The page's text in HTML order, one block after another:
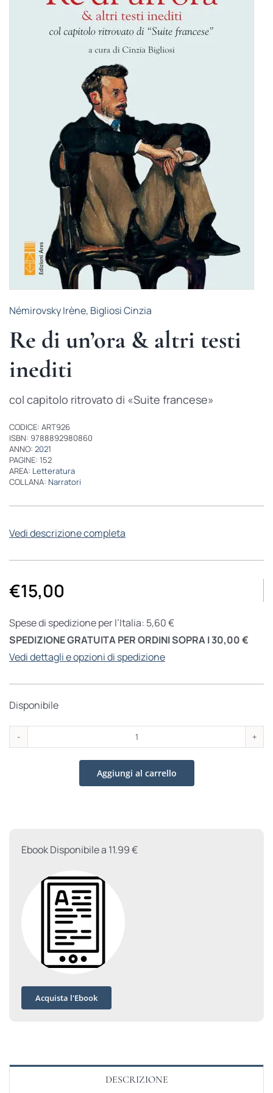
BIOGRAFIE
ATTUALITÀ
Némirovsky Irène, Bigliosi Cinzia
Re di un’ora & altri testi
inediti
col capitolo ritrovato di «Suite francese»
CODICE: ART926
ISBN: 9788892980860
ANNO: 2021
PAGINE: 152
AREA: Letteratura
COLLANA: Narratori
Vedi descrizione completa
€15,00
Spese di spedizione per l’Italia: 5,60 €
SPEDIZIONE GRATUITA PER ORDINI SOPRA I 30,00 €
Vedi dettagli e opzioni di spedizione
Disponibile
Re
di
un'ora
inediti
Aggiungi al carrello
Ebook Disponibile a 11.99 €
Acquista l'Ebook
DESCRIZIONE